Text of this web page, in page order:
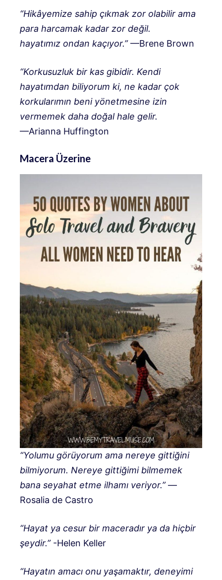
“Hikâyemize sahip çıkmak zor olabilir ama
para harcamak kadar zor değil.
hayatımız ondan kaçıyor.”—Brene Brown
“Korkusuzluk bir kas gibidir. Kendi
hayatımdan biliyorum ki, ne kadar çok
korkularımın beni yönetmesine izin
vermemek daha doğal hale gelir.
—Arianna Huffington
Macera Üzerine
“Yolumu görüyorum ama nereye gittiğini
bilmiyorum. Nereye gittiğimi bilmemek
bana seyahat etme ilhamı veriyor.”—
Rosalia de Castro
“Hayat ya cesur bir maceradır ya da hiçbir
şeydir.”-Helen Keller
“Hayatın amacı onu yaşamaktır, deneyimi